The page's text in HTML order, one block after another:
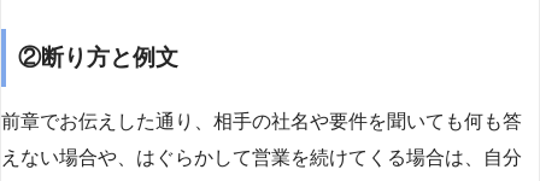
②断り方と例文
前章でお伝えした通り、相手の社名や要件を聞いても何も答
えない場合や、はぐらかして営業を続けてくる場合は、自分